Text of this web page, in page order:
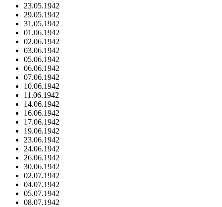
23.05.1942
29.05.1942
31.05.1942
01.06.1942
02.06.1942
03.06.1942
05.06.1942
06.06.1942
07.06.1942
10.06.1942
11.06.1942
14.06.1942
16.06.1942
17.06.1942
19.06.1942
23.06.1942
24.06.1942
26.06.1942
30.06.1942
02.07.1942
04.07.1942
05.07.1942
08.07.1942